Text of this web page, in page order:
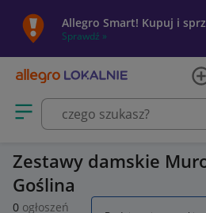
Allegro Smart! Kupuj i
Sprawdź »
Otwórz menu z kategoriami
Zestawy damskie
Goślina
0 ogłoszeń